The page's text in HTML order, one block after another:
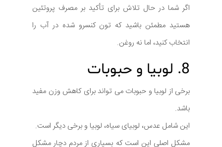
اگر شما در حال تلاش برای تأکید بر مصرف پروتئین
هستید مطمئن باشید که تون کنسرو شده در آب را
انتخاب کنید، اما نه روغن.
8. لوبیا و حبوبات
برخی از لوبیا و حبوبات می تواند برای کاهش وزن مفید
باشد.
این شامل عدس، لوبیای سیاه، لوبیا و برخی دیگر است.
مشکل اصلی این است که بسیاری از مردم دچار مشکل